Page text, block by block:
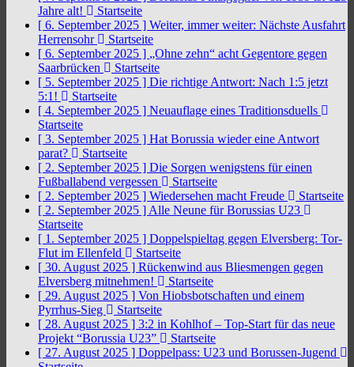
Jahre alt!
Startseite
[ 6. September 2025 ] Weiter, immer weiter: Nächste Ausfahrt
Herrensohr
Startseite
[ 6. September 2025 ] „Ohne zehn“ acht Gegentore gegen
Saarbrücken
Startseite
[ 5. September 2025 ] Die richtige Antwort: Nach 1:5 jetzt
5:1!
Startseite
[ 4. September 2025 ] Neuauflage eines Traditionsduells
Startseite
[ 3. September 2025 ] Hat Borussia wieder eine Antwort
parat?
Startseite
[ 2. September 2025 ] Die Sorgen wenigstens für einen
Fußballabend vergessen
Startseite
[ 2. September 2025 ] Wiedersehen macht Freude
Startseite
[ 2. September 2025 ] Alle Neune für Borussias U23
Startseite
[ 1. September 2025 ] Doppelspieltag gegen Elversberg: Tor-
Flut im Ellenfeld
Startseite
[ 30. August 2025 ] Rückenwind aus Bliesmengen gegen
Elversberg mitnehmen!
Startseite
[ 29. August 2025 ] Von Hiobsbotschaften und einem
Pyrrhus-Sieg
Startseite
[ 28. August 2025 ] 3:2 in Kohlhof – Top-Start für das neue
Projekt “Borussia U23”
Startseite
[ 27. August 2025 ] Doppelpass: U23 und Borussen-Jugend